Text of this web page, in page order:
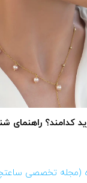
کدامند؟ راهنمای
(مجله تخصصی